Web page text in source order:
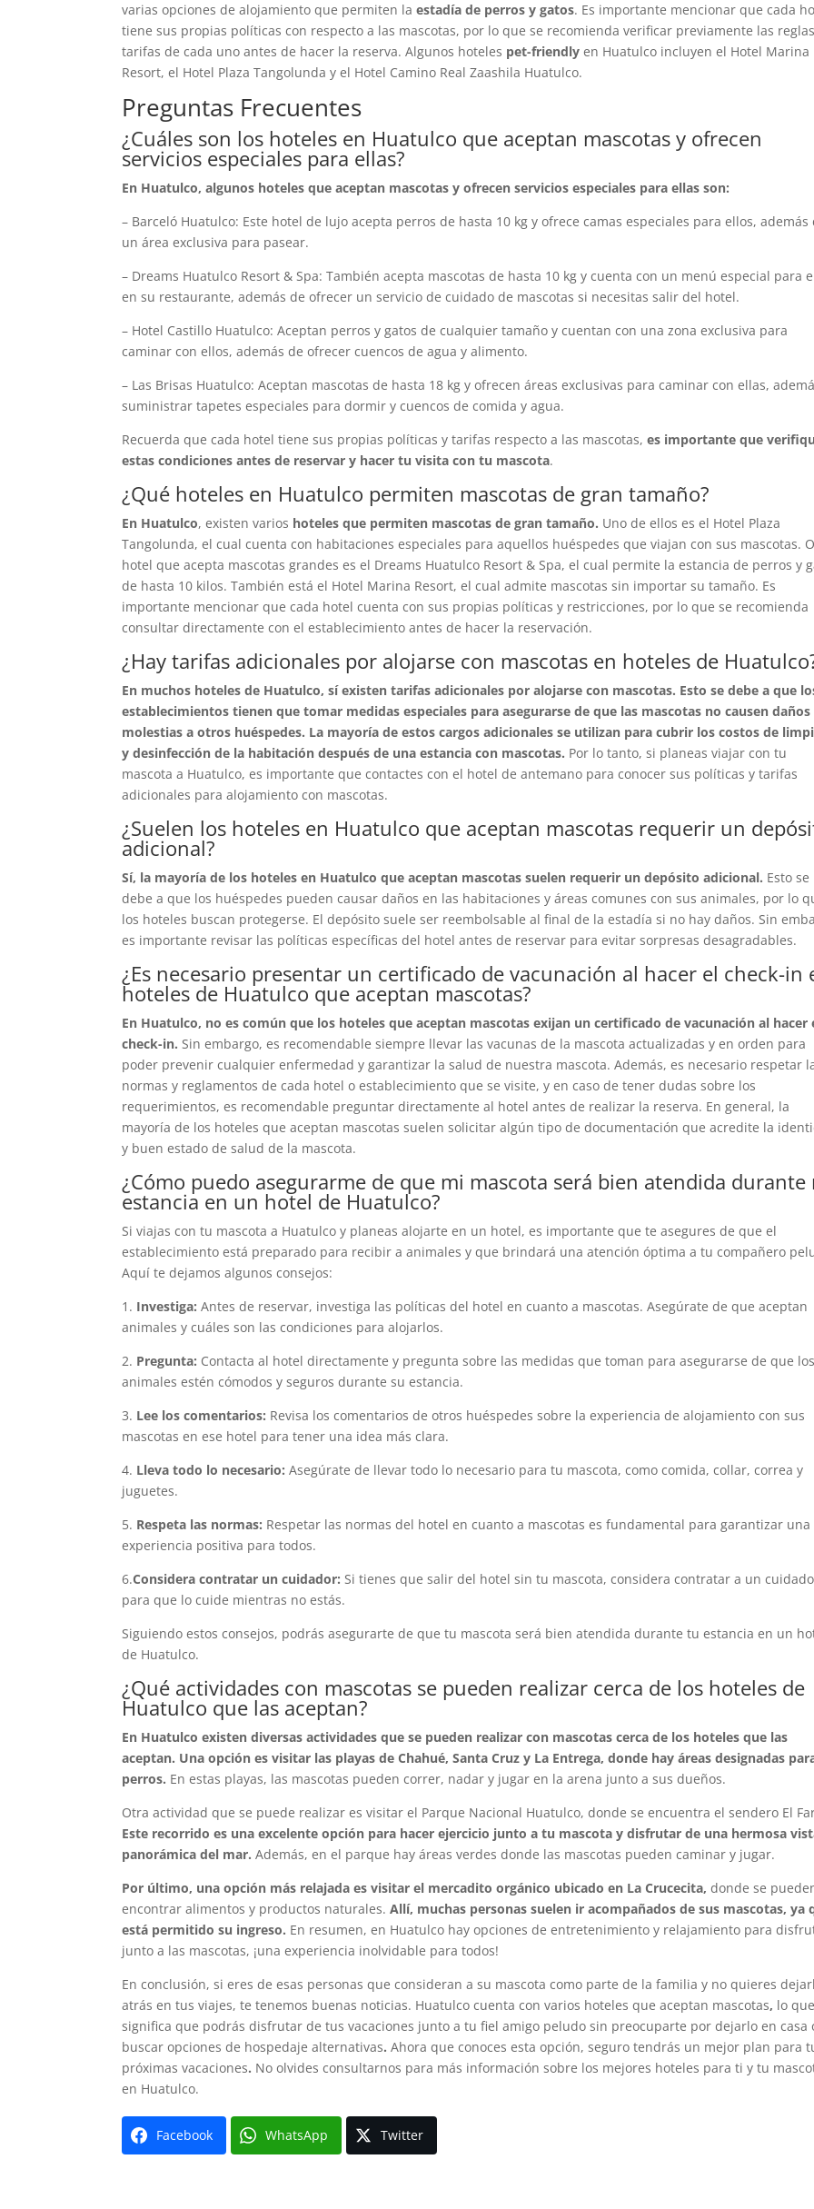
varias opciones de alojamiento que permiten laestadía de perros y gatos. Es importante mencionar que cada
tiene sus propias políticas con respecto a las mascotas, por lo que se recomienda verificar previamente las
tarifas de cada uno antes de hacer la reserva. Algunos hoteles pet-friendly en Huatulco incluyen el Hotel Marina
Resort, el Hotel Plaza Tangolunda y el Hotel Camino Real Zaashila Huatulco.
Preguntas Frecuentes
¿Cuáles son los hoteles en Huatulco que aceptan mascotas y ofrecen
servicios especiales para ellas?
En Huatulco, algunos hoteles que aceptan mascotas y ofrecen servicios especiales para ellas son:
– Barceló Huatulco: Este hotel de lujo acepta perros de hasta 10 kg y ofrece camas especiales para ellos, además
un área exclusiva para pasear.
– Dreams Huatulco Resort & Spa: También acepta mascotas de hasta 10 kg y cuenta con un menú especial para
en su restaurante, además de ofrecer un servicio de cuidado de mascotas si necesitas salir del hotel.
– Hotel Castillo Huatulco: Aceptan perros y gatos de cualquier tamaño y cuentan con una zona exclusiva para
caminar con ellos, además de ofrecer cuencos de agua y alimento.
– Las Brisas Huatulco: Aceptan mascotas de hasta 18 kg y ofrecen áreas exclusivas para caminar con ellas,
suministrar tapetes especiales para dormir y cuencos de comida y agua.
Recuerda que cada hotel tiene sus propias políticas y tarifas respecto a las mascotas,es importante que
estas condiciones antes de reservar y hacer tu visita con tu mascota.
¿Qué hoteles en Huatulco permiten mascotas de gran tamaño?
En Huatulco, existen varios hoteles que permiten mascotas de gran tamaño. Uno de ellos es el Hotel Plaza
Tangolunda, el cual cuenta con habitaciones especiales para aquellos huéspedes que viajan con sus mascotas.
hotel que acepta mascotas grandes es el Dreams Huatulco Resort & Spa, el cual permite la estancia de perros y
de hasta 10 kilos. También está el Hotel Marina Resort, el cual admite mascotas sin importar su tamaño. Es
importante mencionar que cada hotel cuenta con sus propias políticas y restricciones, por lo que se recomienda
consultar directamente con el establecimiento antes de hacer la reservación.
¿Hay tarifas adicionales por alojarse con mascotas en hoteles de
En muchos hoteles de Huatulco, sí existen tarifas adicionales por alojarse con mascotas. Esto se debe a que
establecimientos tienen que tomar medidas especiales para asegurarse de que las mascotas no causen daños
molestias a otros huéspedes. La mayoría de estos cargos adicionales se utilizan para cubrir los costos de
y desinfección de la habitación después de una estancia con mascotas. Por lo tanto, si planeas viajar con tu
mascota a Huatulco, es importante que contactes con el hotel de antemano para conocer sus políticas y tarifas
adicionales para alojamiento con mascotas.
¿Suelen los hoteles en Huatulco que aceptan mascotas requerir un
adicional?
Sí, la mayoría de los hoteles en Huatulco que aceptan mascotas suelen requerir un depósito adicional. Esto se
debe a que los huéspedes pueden causar daños en las habitaciones y áreas comunes con sus animales, por lo
los hoteles buscan protegerse. El depósito suele ser reembolsable al final de la estadía si no hay daños. Sin
es importante revisar las políticas específicas del hotel antes de reservar para evitar sorpresas desagradables.
¿Es necesario presentar un certificado de vacunación al hacer el check-in
hoteles de Huatulco que aceptan mascotas?
En Huatulco, no es común que los hoteles que aceptan mascotas exijan un certificado de vacunación al hacer
check-in. Sin embargo, es recomendable siempre llevar las vacunas de la mascota actualizadas y en orden para
poder prevenir cualquier enfermedad y garantizar la salud de nuestra mascota. Además, es necesario respetar
normas y reglamentos de cada hotel o establecimiento que se visite, y en caso de tener dudas sobre los
requerimientos, es recomendable preguntar directamente al hotel antes de realizar la reserva. En general, la
mayoría de los hoteles que aceptan mascotas suelen solicitar algún tipo de documentación que acredite la
y buen estado de salud de la mascota.
¿Cómo puedo asegurarme de que mi mascota será bien atendida durante
estancia en un hotel de Huatulco?
Si viajas con tu mascota a Huatulco y planeas alojarte en un hotel, es importante que te asegures de que el
establecimiento está preparado para recibir a animales y que brindará una atención óptima a tu compañero
Aquí te dejamos algunos consejos:
1. Investiga: Antes de reservar, investiga las políticas del hotel en cuanto a mascotas. Asegúrate de que aceptan
animales y cuáles son las condiciones para alojarlos.
2. Pregunta: Contacta al hotel directamente y pregunta sobre las medidas que toman para asegurarse de que los
animales estén cómodos y seguros durante su estancia.
3. Lee los comentarios: Revisa los comentarios de otros huéspedes sobre la experiencia de alojamiento con sus
mascotas en ese hotel para tener una idea más clara.
4. Lleva todo lo necesario: Asegúrate de llevar todo lo necesario para tu mascota, como comida, collar, correa y
juguetes.
5. Respeta las normas: Respetar las normas del hotel en cuanto a mascotas es fundamental para garantizar una
experiencia positiva para todos.
6.Considera contratar un cuidador: Si tienes que salir del hotel sin tu mascota, considera contratar a un
para que lo cuide mientras no estás.
Siguiendo estos consejos, podrás asegurarte de que tu mascota será bien atendida durante tu estancia en un
de Huatulco.
¿Qué actividades con mascotas se pueden realizar cerca de los hoteles de
Huatulco que las aceptan?
En Huatulco existen diversas actividades que se pueden realizar con mascotas cerca de los hoteles que las
aceptan. Una opción es visitar las playas de Chahué, Santa Cruz y La Entrega, donde hay áreas designadas
perros. En estas playas, las mascotas pueden correr, nadar y jugar en la arena junto a sus dueños.
Otra actividad que se puede realizar es visitar el Parque Nacional Huatulco, donde se encuentra el sendero El
Este recorrido es una excelente opción para hacer ejercicio junto a tu mascota y disfrutar de una hermosa
panorámica del mar. Además, en el parque hay áreas verdes donde las mascotas pueden caminar y jugar.
Por último, una opción más relajada es visitar el mercadito orgánico ubicado en La Crucecita, donde se
encontrar alimentos y productos naturales.Allí, muchas personas suelen ir acompañados de sus mascotas, ya
está permitido su ingreso. En resumen, en Huatulco hay opciones de entretenimiento y relajamiento para
junto a las mascotas, ¡una experiencia inolvidable para todos!
En conclusión, si eres de esas personas que consideran a su mascota como parte de la familia y no quieres
atrás en tus viajes, te tenemos buenas noticias. Huatulco cuenta con varios hoteles que aceptan mascotas, lo que
significa que podrás disfrutar de tus vacaciones junto a tu fiel amigo peludo sin preocuparte por dejarlo en casa
buscar opciones de hospedaje alternativas. Ahora que conoces esta opción, seguro tendrás un mejor plan para
próximas vacaciones. No olvides consultarnos para más información sobre los mejores hoteles para ti y tu
en Huatulco.
Facebook WhatsApp Twitter